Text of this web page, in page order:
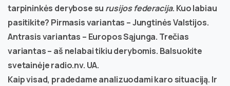
tarpininkės derybose su rusijos federacija. Kuo labiau
pasitikite? Pirmasis variantas – Jungtinės Valstijos.
Antrasis variantas – Europos Sąjunga. Trečias
variantas – aš nelabai tikiu derybomis. Balsuokite
svetainėje radio.nv. UA.
Kaip visad, pradedame analizuodami karo situaciją. Ir